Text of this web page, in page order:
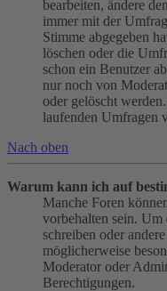
bearbeiten, ändere
immer mit der
Stimme abgegeben
löschen oder die
schon ein Benutzer
nur noch von
oder gelöscht
laufenden Umfragen
Nach oben
Warum kann ich auf
Manche Foren
vorbehalten sein. Um
schreiben oder
möglicherweise
Moderator oder
Berechtigungen.